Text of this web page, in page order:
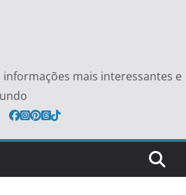
mais interessantes e